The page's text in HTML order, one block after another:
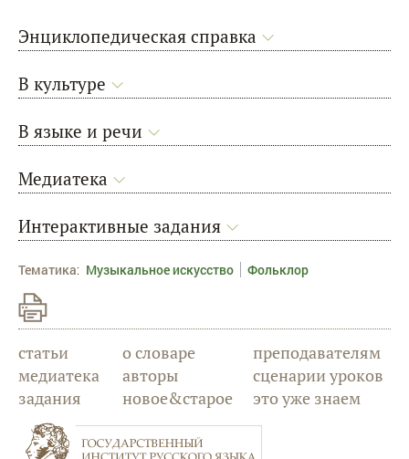
Энциклопедическая справка
В культуре
В языке и речи
Медиатека
Интерактивные задания
Тематика: Музыкальное искусство Фольклор
статьи
медиатека
задания
о словаре
авторы
новое&старое
преподавателям
сценарии уроков
это уже знаем